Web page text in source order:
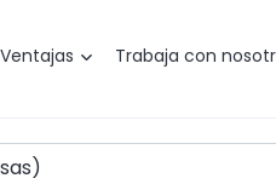
Ventajas Trabaja con